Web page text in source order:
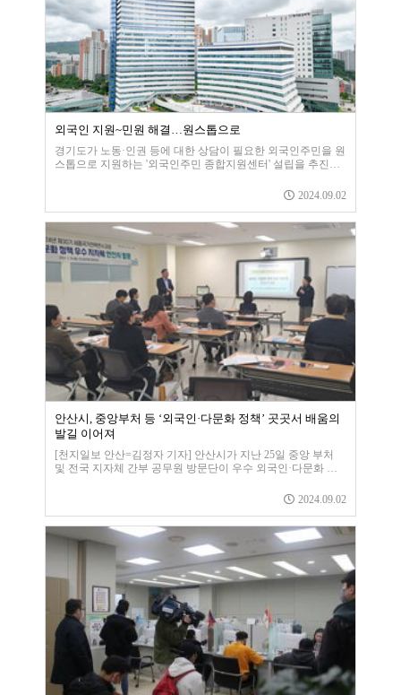
외국인 지원~민원 해결…원스톱으로
경기도가 노동·인권 등에 대한 상담이 필요한 외국인주민을 원
스톱으로 지원하는 '외국인주민 종합지원센터' 설립을 추진한
는 경기북부상공회의소 2층에 '외국인주민 종합지원센터'를 설
2024.09.02
안산시, 중앙부처 등 ‘외국인·다문화 정책’ 곳곳서 배움의
발길 이어져
[천지일보 안산=김정자 기자] 안산시가 지난 25일 중앙 부처
및 전국 지자체 간부 공무원 방문단이 우수 외국인·다문화 정
방문단은 정부 및 공공분야 고위관리자 대상 교육 과정인 2024
2024.09.02